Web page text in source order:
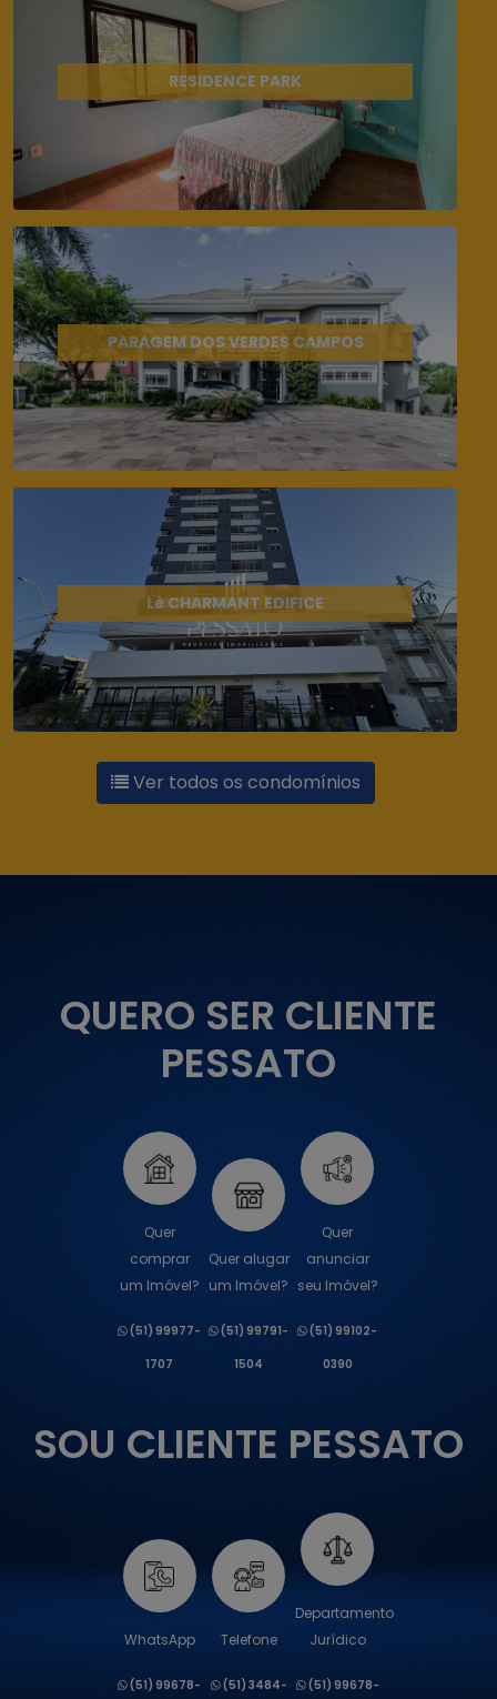
RESIDENCE PARK
PARAGEM DOS VERDES CAMPOS
Lè CHARMANT EDIFICE
Ver todos os condomínios
QUERO SER CLIENTE
PESSATO
Quer
comprar
um Imóvel?
(51) 99977-
1707
Quer alugar
um Imóvel?
(51) 99791-
1504
Quer
anunciar
seu Imóvel?
(51) 99102-
0390
SOU CLIENTE PESSATO
WhatsApp
(51) 99678-
Telefone
(51) 3484-
Departamento
Jurídico
(51) 99678-